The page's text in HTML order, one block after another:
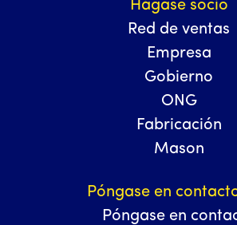
Hágase socio
Red de ventas
Empresa
Gobierno
ONG
Fabricación
Mason
Póngase en
Póngase en